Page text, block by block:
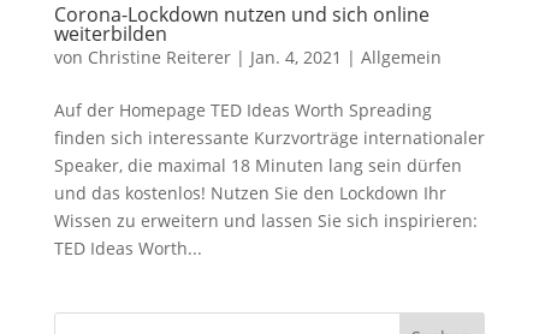
Corona-Lockdown nutzen und sich online
weiterbilden
von Christine Reiterer| Jan. 4, 2021 | Allgemein
Auf der Homepage TED Ideas Worth Spreading
finden sich interessante Kurzvorträge internationaler
Speaker, die maximal 18 Minuten lang sein dürfen
und das kostenlos! Nutzen Sie den Lockdown Ihr
Wissen zu erweitern und lassen Sie sich inspirieren:
TED Ideas Worth...